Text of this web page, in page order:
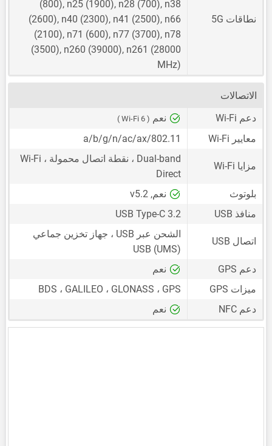
نطاقات 5G
(800), n25 (1900), n28 (700), n38
(2600), n40 (2300), n41 (2500), n66
(2100), n71 (600), n77 (3700), n78
(3500), n260 (39000), n261 (28000
MHz)
الاتصالات
دعم Wi-Fi
نعم ( Wi-Fi 6 )
معايير Wi-Fi 802.11/a/b/g/n/ac/ax
مزايا Wi-Fi
Dual-band ، نقطة اتصال محمولة ، Wi-Fi
Direct
بلوتوث
نعم, v5.2
منافذ USB
USB Type-C 3.2
اتصال USB
الشحن عبر USB ، جهاز تخزين جماعي
USB (UMS)
دعم GPS
نعم
ميزات GPS
BDS ، GALILEO ، GLONASS ، GPS
دعم NFC
نعم